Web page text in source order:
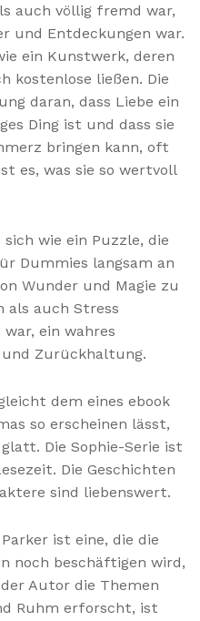
auch völlig fremd war,
und Entdeckungen war.
ein Kunstwerk, deren
kostenlose ließen. Die
daran, dass Liebe ein
Ding ist und dass sie
bringen kann, oft
es, was sie so wertvoll
wie ein Puzzle, die
Dummies langsam an
Wunder und Magie zu
als auch Stress
ein wahres
Zurückhaltung.
dem eines ebook
so erscheinen lässt,
Die Sophie-Serie ist
Die Geschichten
sind liebenswert.
ist eine, die die
noch beschäftigen wird,
Autor die Themen
Ruhm erforscht, ist